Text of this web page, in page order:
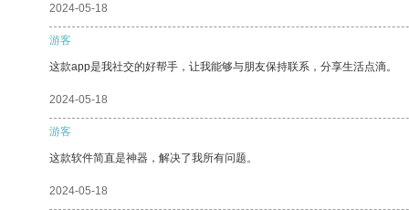
2024-05-18
游客
这款app是我社交的好帮手，让我能够与朋友保持联系，分享生活点滴。
2024-05-18
游客
这款软件简直是神器，解决了我所有问题。
2024-05-18